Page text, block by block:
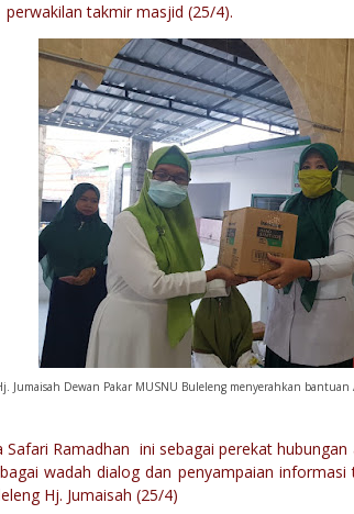
takmir masjid (25/4).
Jumaisah Dewan Pakar MUSNU Buleleng menyerahkan bantuan
Safari Ramadhan ini sebagai perekat
wadah dialog dan penyampaian
Hj. Jumaisah (25/4)